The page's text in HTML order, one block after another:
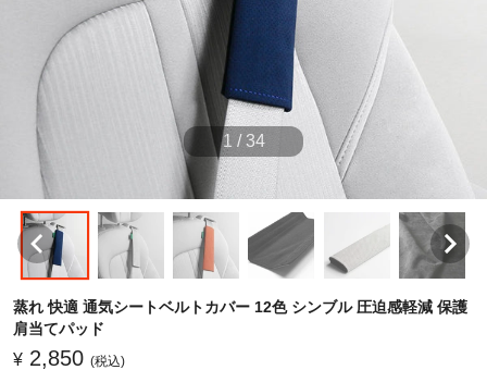
1 / 34
蒸れ 快適 通気シートベルトカバー 12色 シンブル 圧迫感軽減 保護
肩当てパッド
¥ 2,850 (税込)